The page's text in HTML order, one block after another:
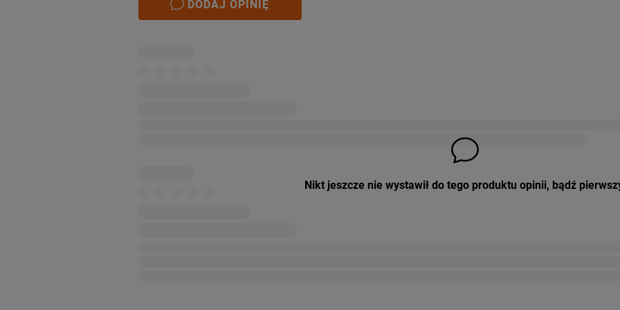
DODAJ OPINIĘ
Nikt jeszcze nie wystawił do tego produktu opinii, bądź